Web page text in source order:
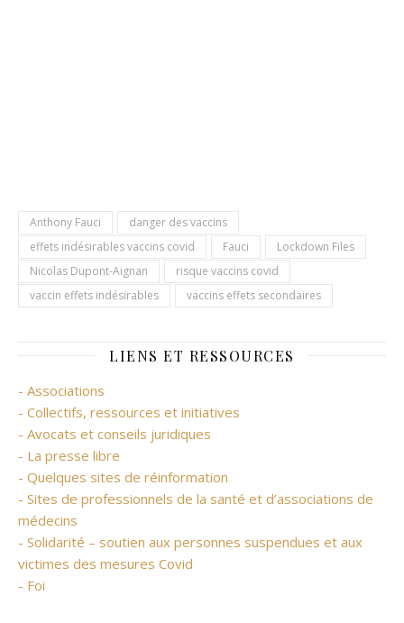
Anthony Fauci
danger des vaccins
effets indésirables vaccins covid
Fauci
Lockdown Files
Nicolas Dupont-Aignan
risque vaccins covid
vaccin effets indésirables
vaccins effets secondaires
LIENS ET RESSOURCES
- Associations
- Collectifs, ressources et initiatives
- Avocats et conseils juridiques
- La presse libre
- Quelques sites de réinformation
- Sites de professionnels de la santé et d’associations de
médecins
- Solidarité – soutien aux personnes suspendues et aux
victimes des mesures Covid
- Foi